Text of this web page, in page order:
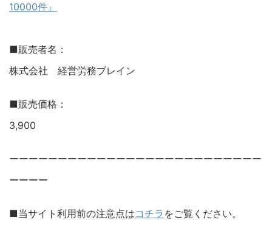
10000件』
■販売者名：
株式会社 経営労務ブレイン
■販売価格：
3,900
ーーーーーーーーーーーーーーーーーーーーーーーーーー
ーーーー
■当サイト利用前の注意点はコチラ をご覧ください。